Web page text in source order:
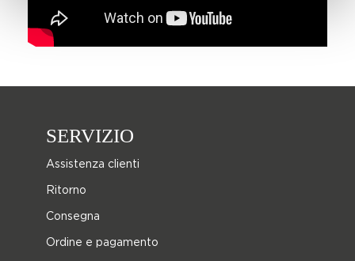
SERVIZIO
Assistenza clienti
Ritorno
Consegna
Ordine e pagamento